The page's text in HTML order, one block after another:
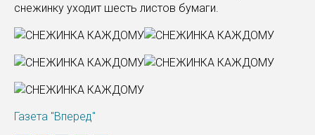
снежинку уходит шесть листов бумаги.
Газета "Вперед"